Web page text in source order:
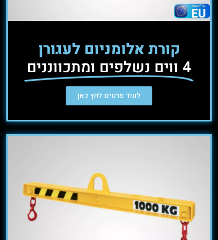
קורת אלומניום לעגורן
4 ווים נשלפים ומתכווננים
לעוד פרטים לחץ כאן